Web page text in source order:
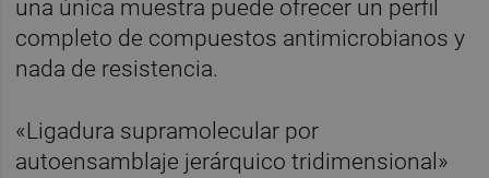
una única muestra puede ofrecer un perfil
completo de compuestos antimicrobianos y
nada de resistencia.
«Ligadura supramolecular por
autoensamblaje jerárquico tridimensional»